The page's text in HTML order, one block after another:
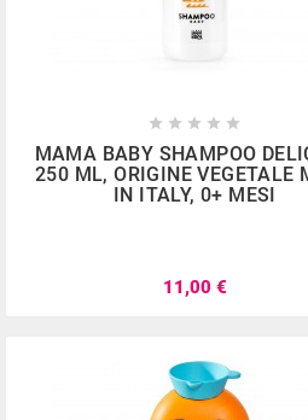
    
MAMA BABY SHAMPOO
250 ML, ORIGINE VEGETALE
IN ITALY, 0+ MESI
11,00 €